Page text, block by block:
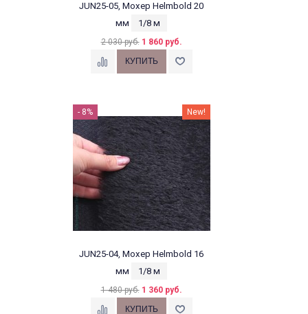
JUN25-05, Мохер Helmbold 20
мм
1/8 м
2 030 руб. 1 860 руб.
- 8% New!
JUN25-04, Мохер Helmbold 16
мм
1/8 м
1 480 руб. 1 360 руб.